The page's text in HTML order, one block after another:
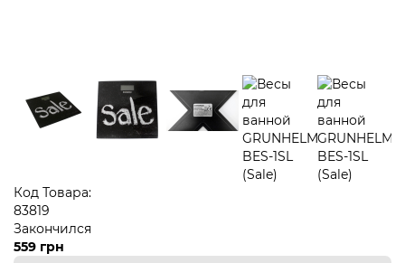
Код Товара:
83819
Закончился
559 грн